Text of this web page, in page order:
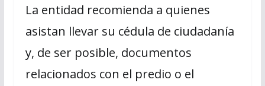
La entidad recomienda a quienes
asistan llevar su cédula de ciudadanía
y, de ser posible, documentos
relacionados con el predio o el